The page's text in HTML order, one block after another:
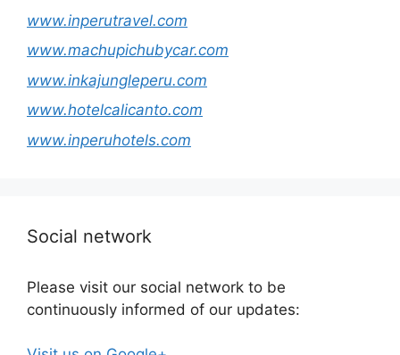
www.inperutravel.com
www.machupichubycar.com
www.inkajungleperu.com
www.hotelcalicanto.com
www.inperuhotels.com
Social network
Please visit our social network to be
continuously informed of our updates: